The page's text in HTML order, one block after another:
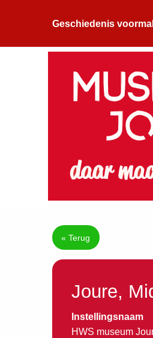
Geschiedenis
« Terug
Joure,
Instellingsnaam
HWS museum